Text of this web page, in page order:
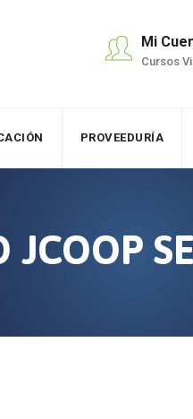
Mi
Cursos
PROVEEDURÍA